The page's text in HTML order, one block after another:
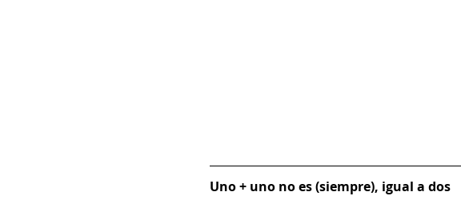
Uno + uno no es (siempre), igual a dos